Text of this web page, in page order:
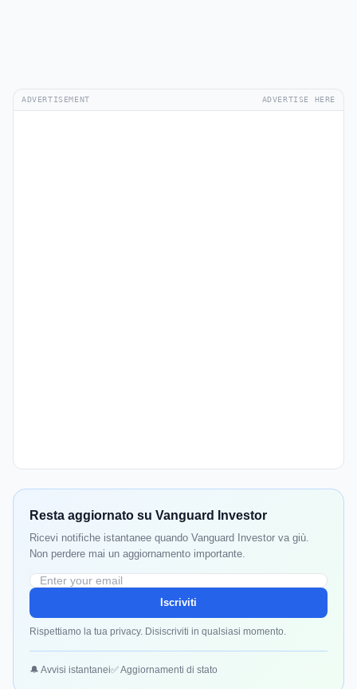
ADVERTISEMENT ADVERTISE HERE
Resta aggiornato su Vanguard Investor
Ricevi notifiche istantanee quando Vanguard Investor va giù.
Non perdere mai un aggiornamento importante.
Iscriviti
Rispettiamo la tua privacy. Disiscriviti in qualsiasi momento.
🔔 Avvisi istantanei✅ Aggiornamenti di stato